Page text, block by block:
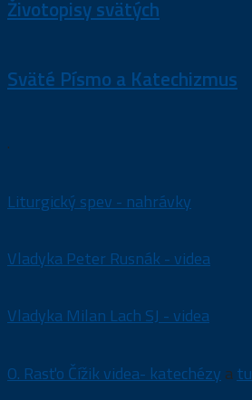
Životopisy svätých
Sväté Písmo a Katechizmus
.
Liturgický spev - nahrávky
Vladyka Peter Rusnák - videa
Vladyka Milan Lach SJ - videa
O. Rasťo Čížik videa- katechézy atu